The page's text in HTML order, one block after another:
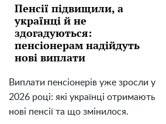
Пенсії підвищили, а
українці й не
здогадуються:
пенсіонерам надійдуть
нові виплати
Виплати пенсіонерів уже зросли у
2026 році: які українці отримають
нові пенсії та що змінилося.